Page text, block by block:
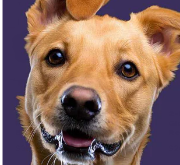
2-in-1 Collapsible Dog Bowl –
Portable Food and Water
Bowl for Travel
$35.00